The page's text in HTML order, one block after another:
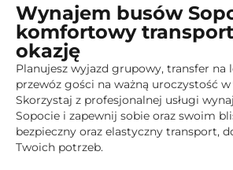
Wynajem busów
komfortowy
okazję
Planujesz wyjazd grupowy, transfer na
przewóz gości na ważną uroczystość w
Skorzystaj z profesjonalnej usługi
Sopocie i zapewnij sobie oraz swoim
bezpieczny oraz elastyczny transport,
Twoich potrzeb.